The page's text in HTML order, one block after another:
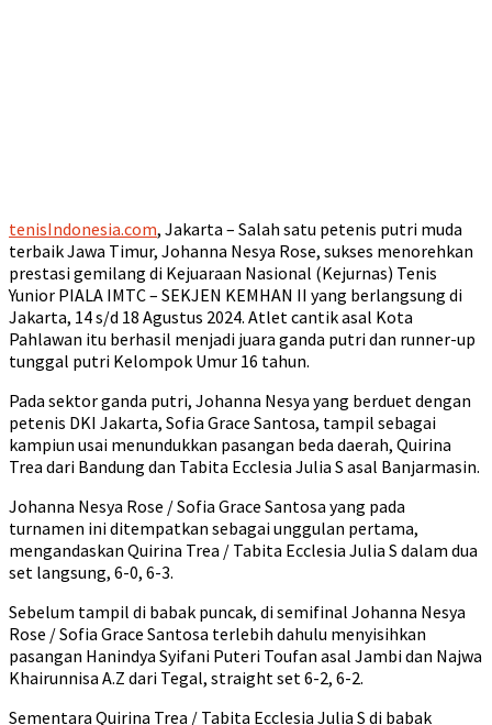
tenisIndonesia.com, Jakarta – Salah satu petenis putri muda
terbaik Jawa Timur, Johanna Nesya Rose, sukses menorehkan
prestasi gemilang di Kejuaraan Nasional (Kejurnas) Tenis
Yunior PIALA IMTC – SEKJEN KEMHAN II yang berlangsung di
Jakarta, 14 s/d 18 Agustus 2024. Atlet cantik asal Kota
Pahlawan itu berhasil menjadi juara ganda putri dan runner-up
tunggal putri Kelompok Umur 16 tahun.
Pada sektor ganda putri, Johanna Nesya yang berduet dengan
petenis DKI Jakarta, Sofia Grace Santosa, tampil sebagai
kampiun usai menundukkan pasangan beda daerah, Quirina
Trea dari Bandung dan Tabita Ecclesia Julia S asal Banjarmasin.
Johanna Nesya Rose / Sofia Grace Santosa yang pada
turnamen ini ditempatkan sebagai unggulan pertama,
mengandaskan Quirina Trea / Tabita Ecclesia Julia S dalam dua
set langsung, 6-0, 6-3.
Sebelum tampil di babak puncak, di semifinal Johanna Nesya
Rose / Sofia Grace Santosa terlebih dahulu menyisihkan
pasangan Hanindya Syifani Puteri Toufan asal Jambi dan Najwa
Khairunnisa A.Z dari Tegal, straight set 6-2, 6-2.
Sementara Quirina Trea / Tabita Ecclesia Julia S di babak